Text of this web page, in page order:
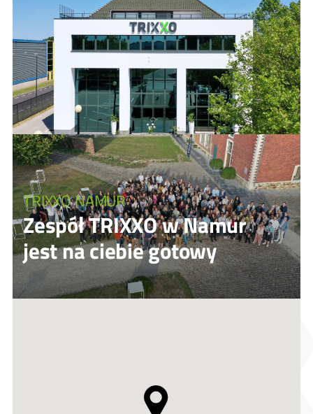
TRIXXO NAMUR
Zespół TRIXXO w Namur
jest na ciebie gotowy